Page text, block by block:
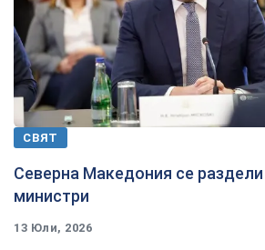
СВЯТ
Северна Македония се
министри
13 Юли, 2026